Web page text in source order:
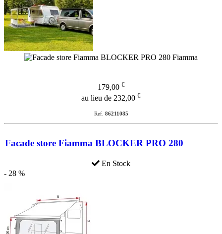
179,00 €
au lieu de 232,00 €
Ref. 86211085
Facade store Fiamma BLOCKER PRO 280
En Stock
- 28 %